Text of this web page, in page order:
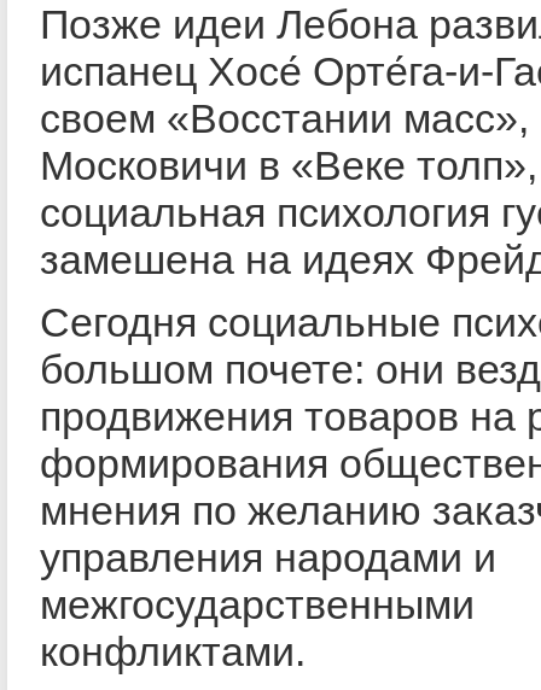
Позже идеи Лебона
испанец Хосе́ Орте́га-и-
своем «Восстании
Московичи в «Веке толп»,
социальная психология
замешена на идеях
Сегодня социальные
большом почете: они
продвижения товаров на
формирования
мнения по желанию
управления народами и
межгосударственными
конфликтами.